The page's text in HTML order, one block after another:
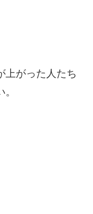
上がった人たち